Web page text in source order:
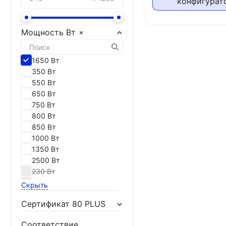
INWIN
MSI
OCYPUS
PHANTEKS
POWER MAN
POWERCASE
ZALMAN
ZONE 51
ZUMAX
Мощность Вт
350 Вт
550 Вт
650 Вт
750 Вт
800 Вт
850 Вт
1000 Вт
1350 Вт
1650 Вт
2500 Вт
230 Вт
400 Вт
450 Вт
500 Вт
Скрыть
Сертификат 80 PLUS